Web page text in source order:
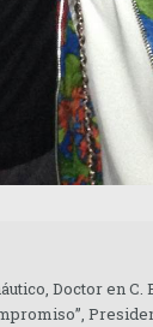
Doctor en